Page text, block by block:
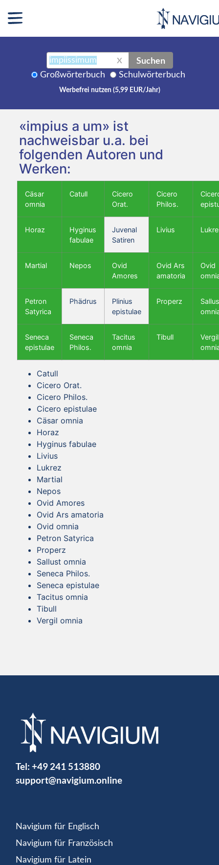
X Suchen
Großwörterbuch Schulwörterbuch
Werbefrei nutzen (5,99 EUR/Jahr)
«impius a um» ist
nachweisbar u.a. bei
folgenden Autoren und
Werken:
Cäsar
omnia
Catull
Cicero
Orat.
Cicero
Philos.
Horaz
Hyginus
fabulae
Juvenal
Satiren
Livius
Martial Nepos
Ovid
Amores
Ovid Ars
amatoria
Ovid
Petron
Satyrica
Phädrus
Plinius
epistulae
Properz
Seneca
epistulae
Seneca
Philos.
Tacitus
omnia
Tibull
Vergil
Catull
Cicero Orat.
Cicero Philos.
Cicero epistulae
Cäsar omnia
Horaz
Hyginus fabulae
Livius
Lukrez
Martial
Nepos
Ovid Amores
Ovid Ars amatoria
Ovid omnia
Petron Satyrica
Properz
Sallust omnia
Seneca Philos.
Seneca epistulae
Tacitus omnia
Tibull
Vergil omnia
Tel: +49 241 513880
support@navigium.online
Navigium für Englisch
Navigium für Französisch
Navigium für Latein